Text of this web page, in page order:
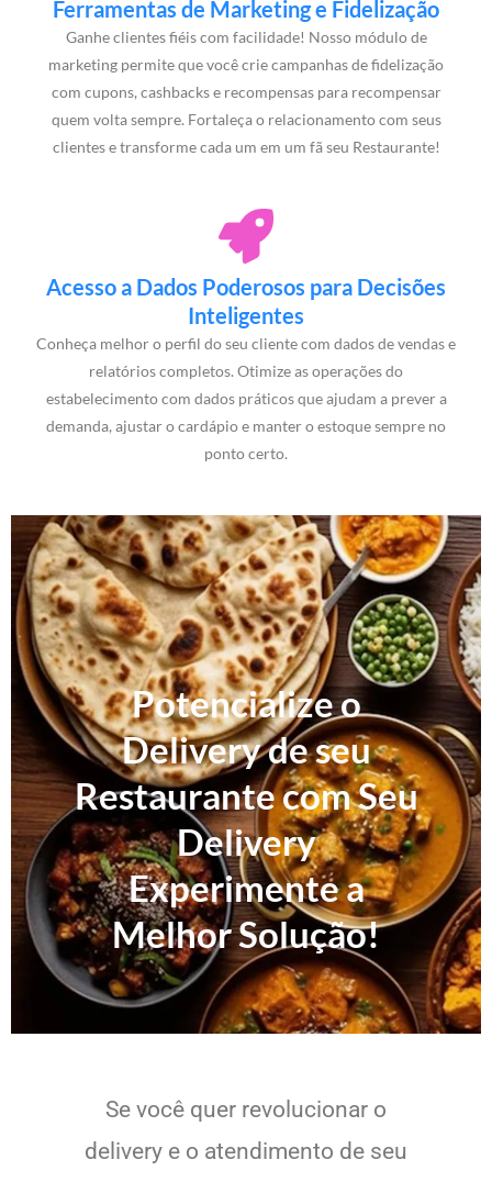
Ferramentas de Marketing e Fidelização
Ganhe clientes fiéis com facilidade! Nosso módulo de
marketing permite que você crie campanhas de fidelização
com cupons, cashbacks e recompensas para recompensar
quem volta sempre. Fortaleça o relacionamento com seus
clientes e transforme cada um em um fã seu Restaurante!
Acesso a Dados Poderosos para Decisões
Inteligentes
Conheça melhor o perfil do seu cliente com dados de vendas e
relatórios completos. Otimize as operações do
estabelecimento com dados práticos que ajudam a prever a
demanda, ajustar o cardápio e manter o estoque sempre no
ponto certo.
Potencialize o
Delivery de seu
Restaurante com Seu
Delivery
Experimente a
Melhor Solução!
Se você quer revolucionar o
delivery e o atendimento de seu